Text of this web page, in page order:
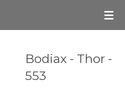
Bodiax - Thor -
553